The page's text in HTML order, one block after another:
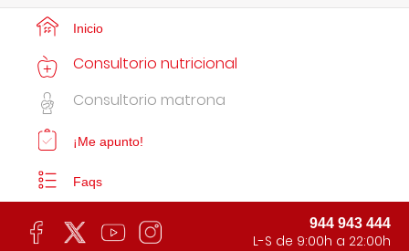
Inicio
Consultorio nutricional
Consultorio matrona
¡Me apunto!
Faqs
944 943 444
L-S de 9:00h a 22:00h